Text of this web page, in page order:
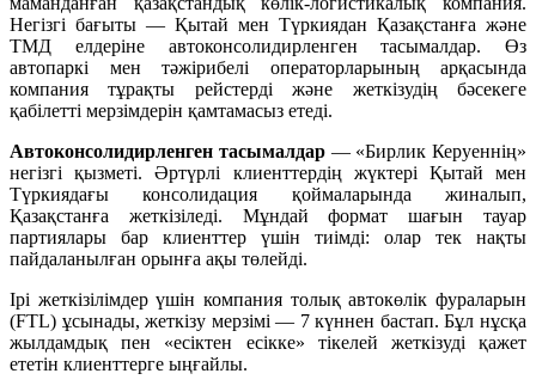
Негізгі бағыты — Қытай мен Түркиядан Қазақстанға және
ТМД елдеріне автоконсолидирленген тасымалдар. Өз
автопаркі мен тәжірибелі операторларының арқасында
компания тұрақты рейстерді және жеткізудің бәсекеге
қабілетті мерзімдерін қамтамасыз етеді.
Автоконсолидирленген тасымалдар— «Бирлик Керуеннің»
негізгі қызметі. Әртүрлі клиенттердің жүктері Қытай мен
Түркиядағы консолидация қоймаларында жиналып,
Қазақстанға жеткізіледі. Мұндай формат шағын тауар
партиялары бар клиенттер үшін тиімді: олар тек нақты
пайдаланылған орынға ақы төлейді.
Ірі жеткізілімдер үшін компания толық автокөлік фураларын
(FTL) ұсынады, жеткізу мерзімі — 7 күннен бастап. Бұл нұсқа
жылдамдық пен «есіктен есікке» тікелей жеткізуді қажет
ететін клиенттерге ыңғайлы.